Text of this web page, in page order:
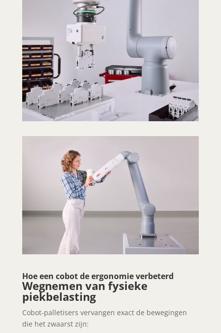
Hoe een cobot de ergonomie verbeterd
Wegnemen van fysieke
piekbelasting
Cobot‑palletisers vervangen exact de bewegingen
die het zwaarst zijn: